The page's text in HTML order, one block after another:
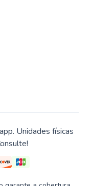
Unidades físicas